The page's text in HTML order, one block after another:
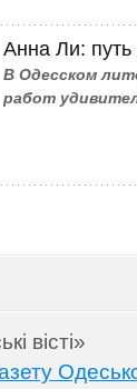
Анна Ли:
В Одесском
работ
вісті»